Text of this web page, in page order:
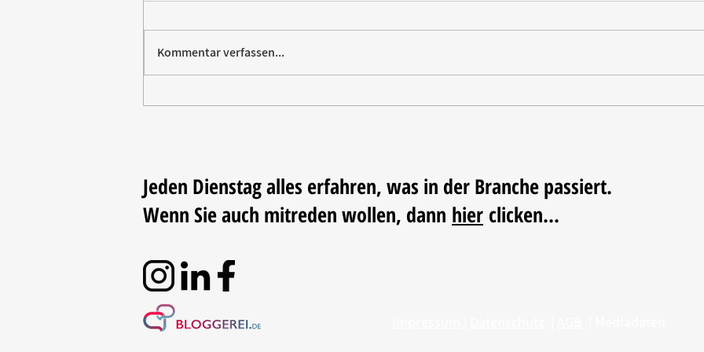
Oxo
Kommentar verfassen...
Jeden Dienstag alles erfahren, was in der Branche passiert.
Wenn Sie auch mitreden wollen, dann hier clicken...